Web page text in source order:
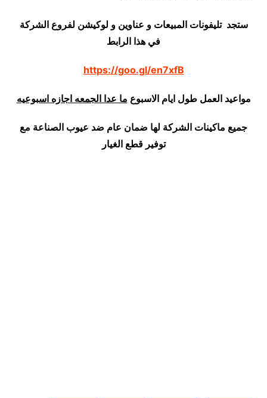
ستجد تليفونات المبيعات و عناوين و لوكيشن لفروع الشركة
في هذا الرابط
https://goo.gl/en7xfB
مواعيد العمل طول ايام الاسبوع ما عدا الجمعه اجازه اسبوعيه
جميع ماكينات الشركة لها ضمان عام ضد عيوب الصناعة مع
توفير قطع الغيار